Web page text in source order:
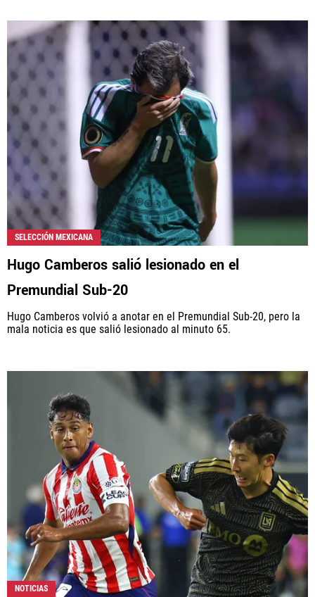
SELECCIÓN MEXICANA
Hugo Camberos salió lesionado en el
Premundial Sub-20
Hugo Camberos volvió a anotar en el Premundial Sub-20, pero la
mala noticia es que salió lesionado al minuto 65.
NOTICIAS